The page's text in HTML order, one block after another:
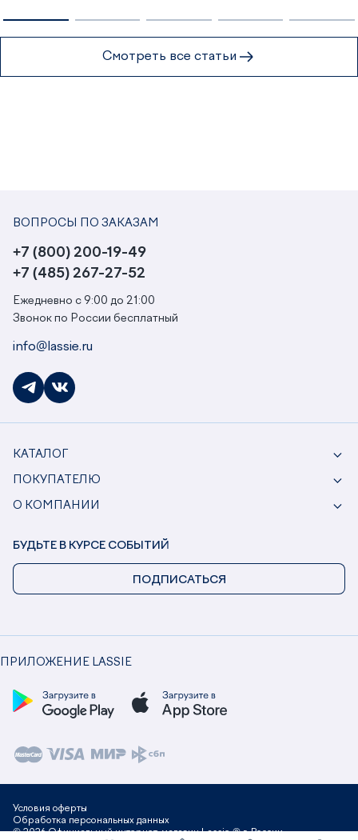
Смотреть все статьи
ВОПРОСЫ ПО ЗАКАЗАМ
+7 (800) 200-19-49
+7 (485) 267-27-52
Ежедневно с 9:00 до 21:00
Звонок по России бесплатный
info@lassie.ru
КАТАЛОГ
ПОКУПАТЕЛЮ
О КОМПАНИИ
ПРИЛОЖЕНИЕ LASSIE
БУДЬТЕ В КУРСЕ СОБЫТИЙ
ПОДПИСАТЬСЯ
© 2026 Официальный интернет-магазин Lassie ® в России
Условия оферты
Обработка персональных данных